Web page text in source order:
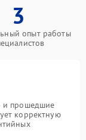
3
опыт работы
и прошедшие
корректную